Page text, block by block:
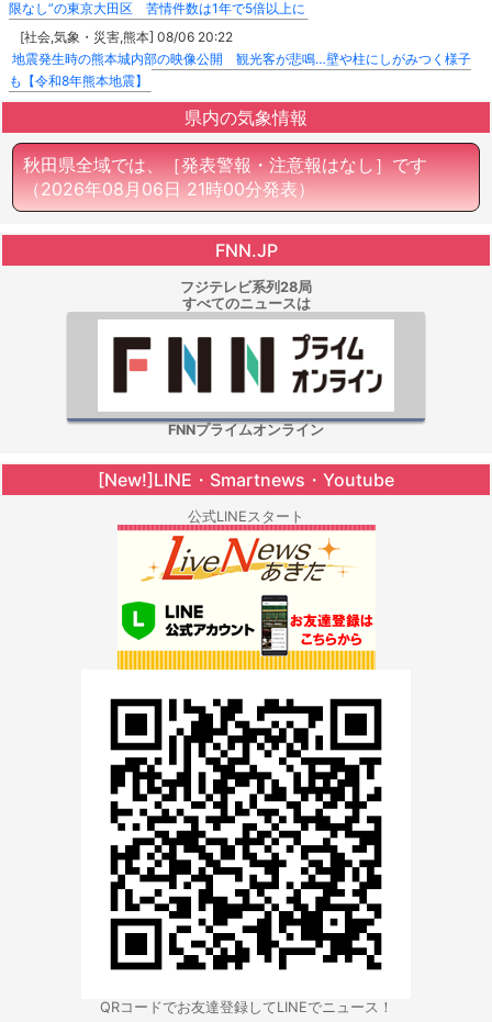
限なし”の東京大田区 苦情件数は1年で5倍以上に
[社会,気象・災害,熊本] 08/06 20:22
地震発生時の熊本城内部の映像公開 観光客が悲鳴…壁や柱にしがみつく様子
も【令和8年熊本地震】
県内の気象情報
秋田県全域では、［発表警報・注意報はなし］です
（2026年08月06日 21時00分発表）
FNN.JP
フジテレビ系列28局
すべてのニュースは
FNNプライムオンライン
[New!]LINE・Smartnews・Youtube
公式LINEスタート
QRコードでお友達登録してLINEでニュース！